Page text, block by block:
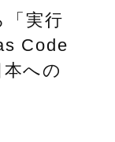
「実行
Code
への